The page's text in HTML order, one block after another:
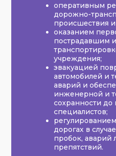
оперативным
дорожно-
происшествия
оказанием
пострадавшим
учреждения;
эвакуацией
автомобилей и
аварий и
инженерной и
сохранности до
специалистов;
дорогах в
пробок, аварий
препятствий.